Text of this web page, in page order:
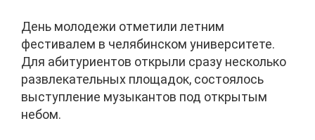
День молодежи отметили летним
фестивалем в челябинском университете.
Для абитуриентов открыли сразу несколько
развлекательных площадок, состоялось
выступление музыкантов под открытым
небом.